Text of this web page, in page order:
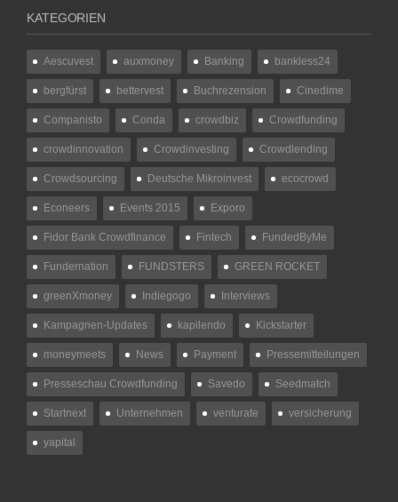
KATEGORIEN
Aescuvest auxmoney Banking bankless24
bergfürst bettervest Buchrezension Cinedime
Companisto Conda crowdbiz Crowdfunding
crowdinnovation Crowdinvesting Crowdlending
Crowdsourcing Deutsche Mikroinvest ecocrowd
Econeers Events 2015 Exporo
Fidor Bank Crowdfinance Fintech FundedByMe
Fundernation FUNDSTERS GREEN ROCKET
greenXmoney Indiegogo Interviews
Kampagnen-Updates kapilendo Kickstarter
moneymeets News Payment Pressemitteilungen
Presseschau Crowdfunding Savedo Seedmatch
Startnext Unternehmen venturate versicherung
yapital